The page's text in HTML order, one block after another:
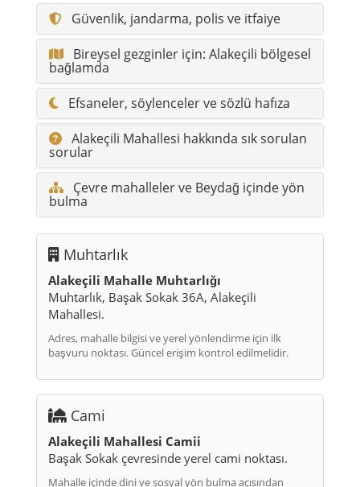
Güvenlik, jandarma, polis ve itfaiye
Bireysel gezginler için: Alakeçili bölgesel
bağlamda
Efsaneler, söylenceler ve sözlü hafıza
Alakeçili Mahallesi hakkında sık sorulan
sorular
Çevre mahalleler ve Beydağ içinde yön
bulma
Muhtarlık
Alakeçili Mahalle Muhtarlığı
Muhtarlık, Başak Sokak 36A, Alakeçili
Mahallesi.
Adres, mahalle bilgisi ve yerel yönlendirme için ilk
başvuru noktası. Güncel erişim kontrol edilmelidir.
Cami
Alakeçili Mahallesi Camii
Başak Sokak çevresinde yerel cami noktası.
Mahalle içinde dini ve sosyal yön bulma açısından